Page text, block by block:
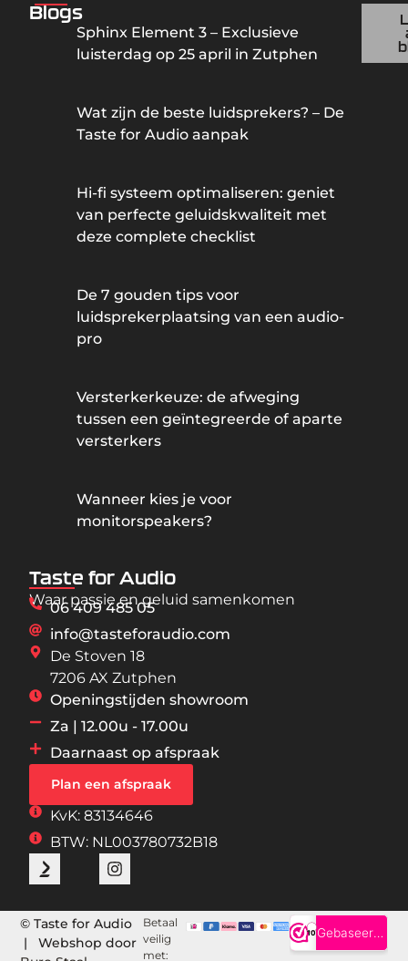
Blogs
Sphinx Element 3 – Exclusieve
luisterdag op 25 april in Zutphen
Wat zijn de beste luidsprekers? – De
Taste for Audio aanpak
Hi-fi systeem optimaliseren: geniet
van perfecte geluidskwaliteit met
deze complete checklist
De 7 gouden tips voor
luidsprekerplaatsing van een audio-
pro
Versterkerkeuze: de afweging
tussen een geïntegreerde of aparte
versterkers
Wanneer kies je voor
monitorspeakers?
Taste for Audio
Waar passie en geluid samenkomen
06 409 485 05
info@tasteforaudio.com
De Stoven 18
7206 AX Zutphen
Openingstijden showroom
Za | 12.00u - 17.00u
Daarnaast op afspraak
Plan een afspraak
KvK: 83134646
BTW: NL003780732B18
© Taste for Audio
| Webshop door
Betaal
veilig
met: